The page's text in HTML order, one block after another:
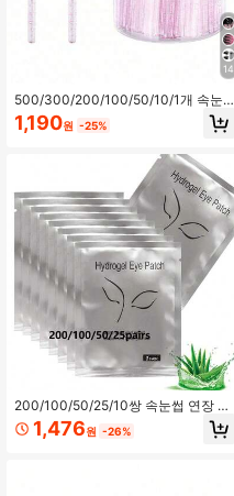
14
500/300/200/100/50/10/1개 속눈
썹 브러시, 용기 포함 마스카라 완드,
구부러지는 눈썹 스풀리, 속눈썹 연장
자유 브러시 (모든 SKU가 병에 들어있
지는 않음) (다양한 색상 선택 가능)
1,190원 -25%
200/100/50/25/10쌍 속눈썹 연장 아
이 패드 세트, 인조 속눈썹 분리 패드,
상하 속눈썹 분리, 통기성 있는 분리
1,476원 -26%